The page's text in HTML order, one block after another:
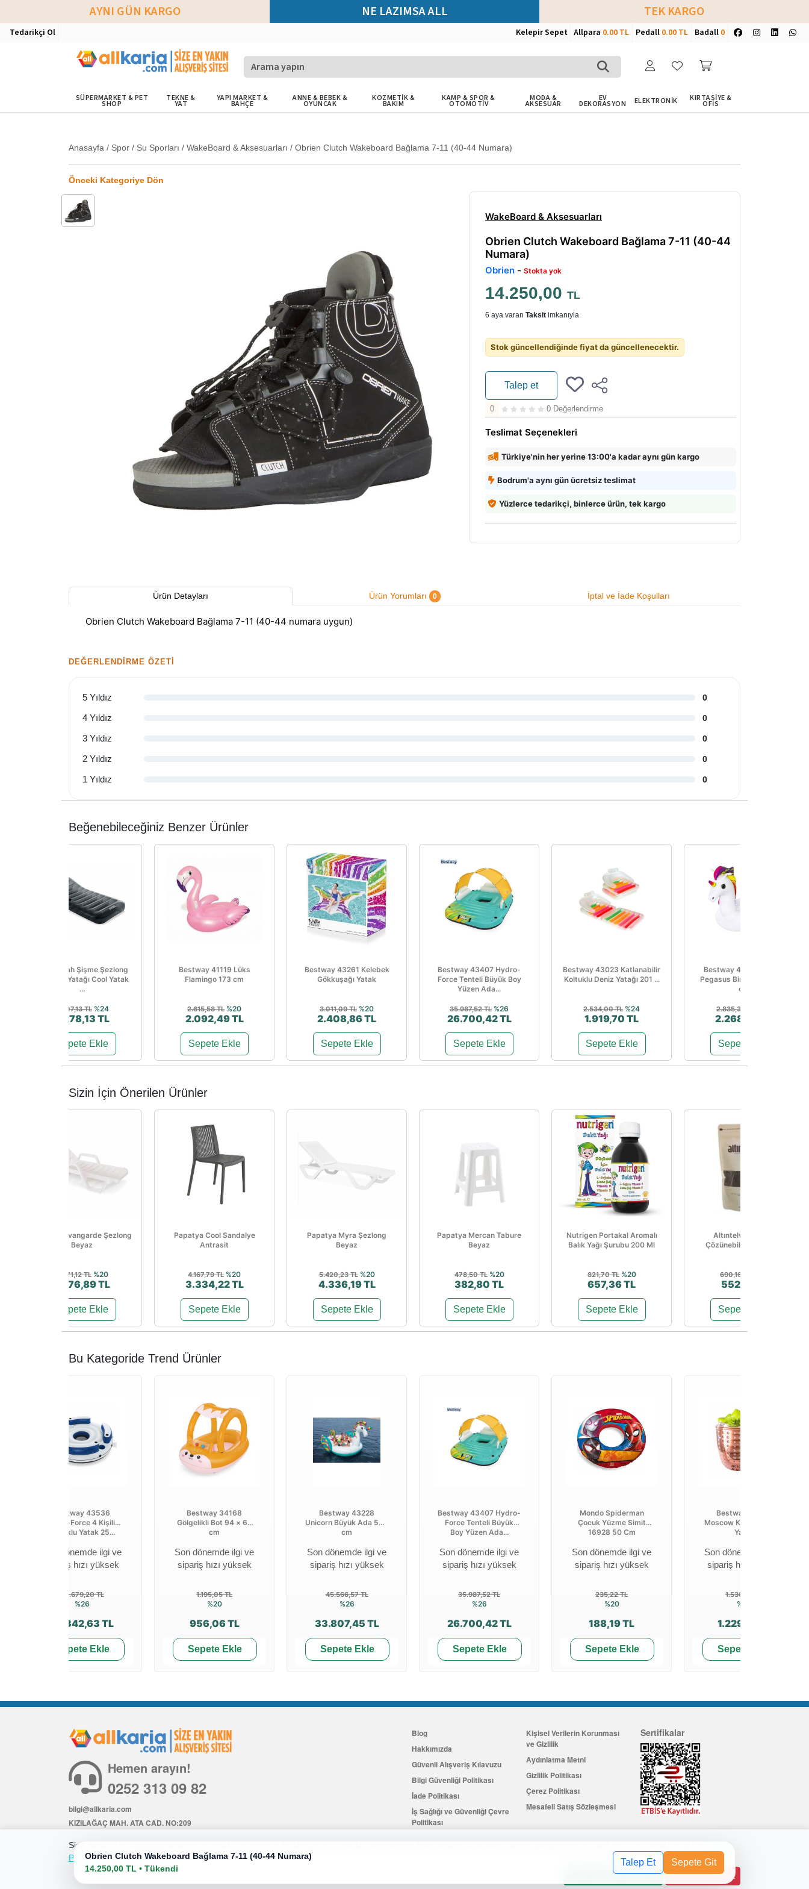
AYNI GÜN KARGO NE LAZIMSA ALL TEK KARGO
Tedarikçi Ol Kelepir Sepet Allpara 0.00 TL Pedall 0.00 TL Badall 0
SÜPERMARKET & PET
SHOP
TEKNE &
YAT
YAPI MARKET &
BAHÇE
ANNE & BEBEK &
OYUNCAK
KOZMETİK &
BAKIM
KAMP & SPOR &
OTOMOTİV
MODA &
AKSESUAR
EV
DEKORASYON ELEKTRONİK KIRTASİYE &
OFİS
Anasayfa / Spor / Su Sporları / WakeBoard & Aksesuarları / Obrien Clutch Wakeboard Bağlama 7-11 (40-44 Numara)
Önceki Kategoriye Dön
WakeBoard & Aksesuarları
Obrien Clutch Wakeboard Bağlama 7-11 (40-44
Numara)
Obrien - Stokta yok
14.250,00 TL
6 aya varan Taksit imkanıyla
Stok güncellendiğinde fiyat da güncellenecektir.
Talep et
0 0 Değerlendirme
Teslimat Seçenekleri
Türkiye'nin her yerine 13:00'a kadar aynı gün kargo
Bodrum'a aynı gün ücretsiz teslimat
Yüzlerce tedarikçi, binlerce ürün, tek kargo
Ürün Detayları Ürün Yorumları 0 İptal ve İade Koşulları
Obrien Clutch Wakeboard Bağlama 7-11 (40-44 numara uygun)
DEĞERLENDIRME ÖZETI
5 Yıldız 0
4 Yıldız 0
3 Yıldız 0
2 Yıldız 0
1 Yıldız 0
Beğenebileceğiniz Benzer Ürünler
Intex Siyah Şişme Şezlong
Ve Deniz Yatağı Cool Yatak
...
3.007,13 TL %24
2.278,13 TL
Sepete Ekle
Bestway 41119 Lüks
Flamingo 173 cm
2.615,58 TL %20
2.092,49 TL
Sepete Ekle
Bestway 43261 Kelebek
Gökkuşağı Yatak
3.011,09 TL %20
2.408,86 TL
Sepete Ekle
Bestway 43407 Hydro-
Force Tenteli Büyük Boy
Yüzen Ada...
35.987,52 TL %26
26.700,42 TL
Sepete Ekle
Bestway 43023 Katlanabilir
Koltuklu Deniz Yatağı 201 ...
2.534,00 TL %24
1.919,70 TL
Sepete Ekle
Bestway 41113 Tutmalı
Pegasus Binici 220 × 195
cm
2.835,36 TL
2.268,29 TL
Sepete Ekle
Sizin İçin Önerilen Ürünler
Papatya Avangarde Şezlong
Beyaz
3.471,12 TL %20
2.776,89 TL
Sepete Ekle
Papatya Cool Sandalye
Antrasit
4.167,79 TL %20
3.334,22 TL
Sepete Ekle
Papatya Myra Şezlong
Beyaz
5.420,23 TL %20
4.336,19 TL
Sepete Ekle
Papatya Mercan Tabure
Beyaz
478,50 TL %20
382,80 TL
Sepete Ekle
Nutrigen Portakal Aromalı
Balık Yağı Şurubu 200 Ml
821,70 TL %20
657,36 TL
Sepete Ekle
Altıntelve Classic
Çözünebilir Kahve 1kg
690,16 TL
552,12 TL
Sepete Ekle
Bu Kategoride Trend Ürünler
Bestway 43536
Hydro-Force 4 Kişilik
Koltuklu Yatak 25...
Son dönemde ilgi ve
sipariş hızı yüksek
20.679,20 TL
%26
15.342,63 TL
Sepete Ekle
Bestway 34168
Gölgelikli Bot 94 × 66
cm
Son dönemde ilgi ve
sipariş hızı yüksek
1.195,05 TL
%20
956,06 TL
Sepete Ekle
Bestway 43228
Unicorn Büyük Ada 590
cm
Son dönemde ilgi ve
sipariş hızı yüksek
45.566,57 TL
%26
33.807,45 TL
Sepete Ekle
Bestway 43407 Hydro-
Force Tenteli Büyük
Boy Yüzen Ada...
Son dönemde ilgi ve
sipariş hızı yüksek
35.987,52 TL
%26
26.700,42 TL
Sepete Ekle
Mondo Spiderman
Çocuk Yüzme Simit
16928 50 Cm
Son dönemde ilgi ve
sipariş hızı yüksek
235,22 TL
%20
188,19 TL
Sepete Ekle
Bestway 43249
Moscow Kokteyl Şekilli
Yatak
Son dönemde ilgi ve
sipariş hızı yüksek
1.536,48 TL
%20
1.229,18 TL
Sepete Ekle
Obrien Clutch Wakeboard Bağlama 7-11 (40-44 Numara)
14.250,00 TL • Tükendi
Talep Et Sepete Git
Size daha iyi bir alışveriş deneyimi sunmak için çerezler kullanıyoruz. Çerezler, tercihlerinizi hatırlamamıza ve web sitemizi geliştirmemize yardımcı olur. Detaylı bilgi için
Politikamıza göz atabilirsiniz.
Tüm Çerezleri Kabul Et
Çerezleri Reddet
Hemen arayın!
0252 313 09 82
bilgi@allkaria.com
KIZILAĞAÇ MAH. ATA CAD. NO:209
Blog
Hakkımızda
Güvenli Alışveriş Kılavuzu
Bilgi Güvenliği Politikası
İade Politikası
İş Sağlığı ve Güvenliği Çevre
Politikası
Kişisel Verilerin Korunması
ve Gizlilik
Aydınlatma Metni
Gizlilik Politikası
Çerez Politikası
Mesafeli Satış Sözleşmesi
Sertifikalar
...ve 100 ₺ değerinde indirim kuponu kazanın Üye Ol